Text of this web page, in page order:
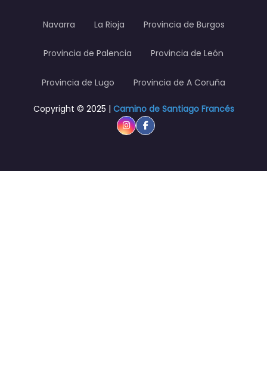
Navarra La Rioja Provincia de Burgos
Provincia de Palencia Provincia de León
Provincia de Lugo Provincia de A Coruña
Copyright © 2025 | Camino de Santiago Francés